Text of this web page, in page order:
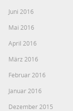
Juni 2016
Mai 2016
April 2016
März 2016
Februar 2016
Januar 2016
Dezember 2015